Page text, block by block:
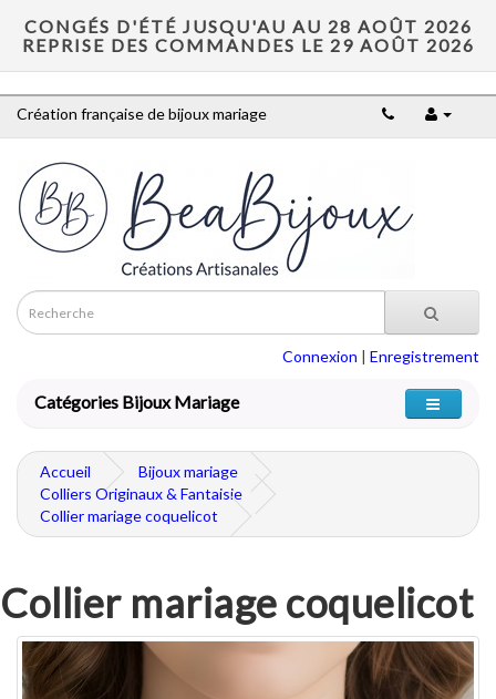
CONGÉS D'ÉTÉ JUSQU'AU AU 28 AOÛT 2026
REPRISE DES COMMANDES LE 29 AOÛT 2026
Création française de bijoux mariage
Connexion | Enregistrement
Catégories Bijoux Mariage
Accueil
Bijoux mariage
Colliers Originaux & Fantaisie
Collier mariage coquelicot
Collier mariage coquelicot